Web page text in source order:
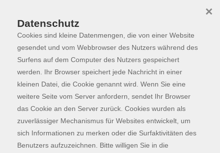
Skip to main content
Dozierende
Der Dozent konnte leider nicht gefunden
werden
Datenschutz
Cookies sind kleine Datenmengen, die von einer Website
gesendet und vom Webbrowser des Nutzers während des
Surfens auf dem Computer des Nutzers gespeichert
werden. Ihr Browser speichert jede Nachricht in einer
kleinen Datei, die Cookie genannt wird. Wenn Sie eine
weitere Seite vom Server anfordern, sendet Ihr Browser
das Cookie an den Server zurück. Cookies wurden als
zuverlässiger Mechanismus für Websites entwickelt, um
sich Informationen zu merken oder die Surfaktivitäten des
Benutzers aufzuzeichnen. Bitte willigen Sie in die
×